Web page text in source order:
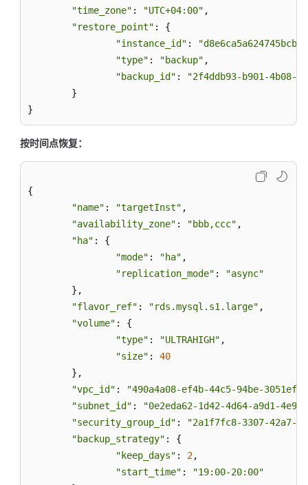
指
南
"time_zone" : "UTC+04:00" ,
"restore_point" : {
"instance_id" :
"type" : "backup" ,
"backup_id" :
"2f4ddb93-b901-4b08-
}
按时间点恢复：
{
"name" : "targetInst" ,
"availability_zone" : "bbb,ccc" ,
"ha" : {
"mode" : "ha" ,
"replication_mode" :
"async"
"flavor_ref" : "rds.mysql.s1.large" ,
"volume" : {
"type" : "ULTRAHIGH" ,
"size" : 40
"vpc_id" :
"490a4a08-ef4b-44c5-94be-
"subnet_id" :
"0e2eda62-1d42-4d64-a9d1-
"security_group_id" :
"2a1f7fc8-3307-42a7-
"backup_strategy" : {
"keep_days" : 2,
"start_time" :
"19:00-20:00"